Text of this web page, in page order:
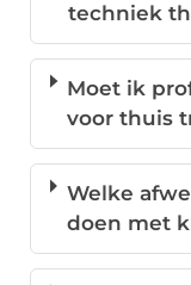
techniek
Moet ik
voor thuis
Welke
doen met